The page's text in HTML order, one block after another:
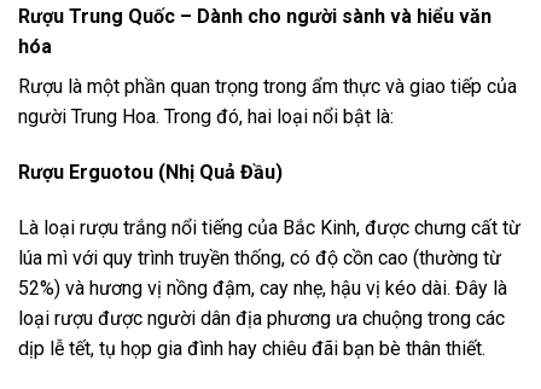
Rượu Trung Quốc – Dành cho người sành và hiểu văn
hóa
Rượu là một phần quan trọng trong ẩm thực và giao tiếp của
người Trung Hoa. Trong đó, hai loại nổi bật là:
Rượu Erguotou (Nhị Quả Đầu)
Là loại rượu trắng nổi tiếng của Bắc Kinh, được chưng cất từ
lúa mì với quy trình truyền thống, có độ cồn cao (thường từ
52%) và hương vị nồng đậm, cay nhẹ, hậu vị kéo dài. Đây là
loại rượu được người dân địa phương ưa chuộng trong các
dịp lễ tết, tụ họp gia đình hay chiêu đãi bạn bè thân thiết.